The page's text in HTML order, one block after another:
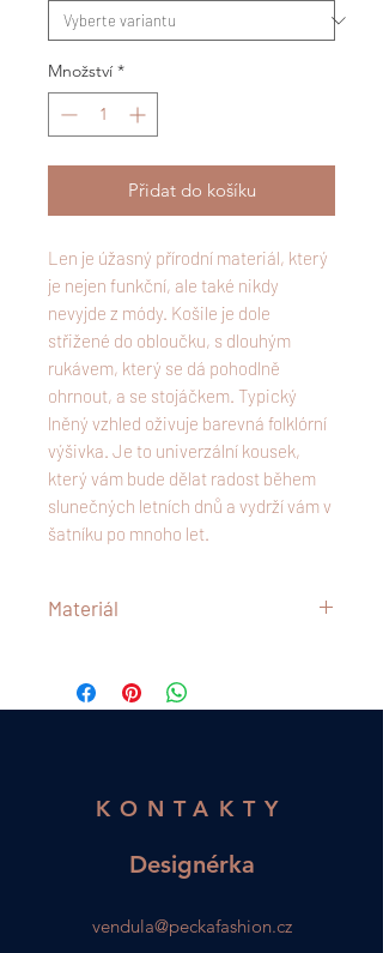
Množství *
Přidat do košíku
Len je úžasný přírodní materiál, který
je nejen funkční, ale také nikdy
nevyjde z módy. Košile je dole
střižené do obloučku, s dlouhým
rukávem, který se dá pohodlně
ohrnout, a se stojáčkem. Typický
lněný vzhled oživuje barevná folklórní
výšivka. Je to univerzální kousek,
který vám bude dělat radost během
slunečných letních dnů a vydrží vám v
šatníku po mnoho let.
Materiál
50% viskóza
KONTAKTY
Designérka
vendula@peckafashion.cz